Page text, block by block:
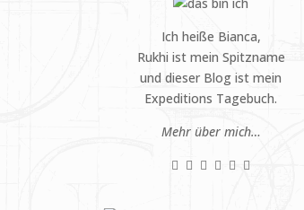
Ich heiße Bianca,
Rukhi ist mein Spitzname
und dieser Blog ist mein
Expeditions Tagebuch.
Mehr über mich…